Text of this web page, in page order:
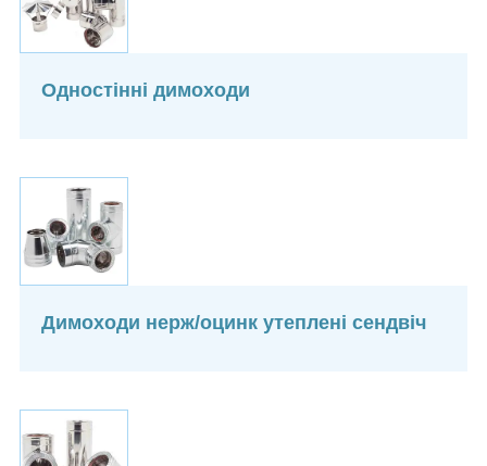
Одностінні димоходи
Димоходи нерж/оцинк утеплені сендвіч